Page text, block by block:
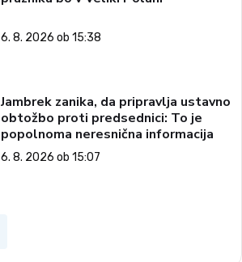
6. 8. 2026 ob 15:38
Jambrek zanika, da pripravlja ustavno
obtožbo proti predsednici: To je
popolnoma neresnična informacija
6. 8. 2026 ob 15:07